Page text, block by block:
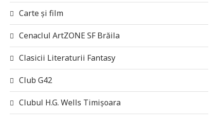
Carte și film
Cenaclul ArtZONE SF Brăila
Clasicii Literaturii Fantasy
Club G42
Clubul H.G. Wells Timișoara